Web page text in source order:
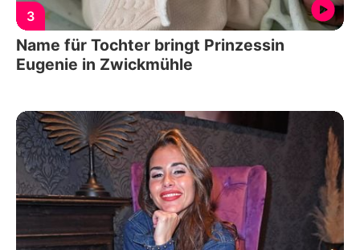
3
Name für Tochter bringt Prinzessin
Eugenie in Zwickmühle